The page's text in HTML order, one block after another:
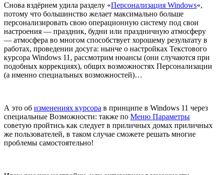
Снова вздёрнем удила разделу «Персонализация Windows«,
потому что большинство желает максимально больше
персонализировать свою операционную систему под свои
настроения — праздник, будни или праздничную атмосферу
— атмосфера во многом способствует хорошему результату в
работах, проведении досуга: нынче о настройках Текстового
курсора Windows 11, рассмотрим нюансы (они случаются при
подобных коррекциях), общих возможностях Персонализации
(а именно специальных возможностей)…
А это об изменениях курсора в принципе в Windows 11 через
специальные Возможности: также по Меню Параметры
советую пройтись как следует в приличных домах приличных
же пользователей, в таком случае сможете решать многие
проблемы самостоятельно!